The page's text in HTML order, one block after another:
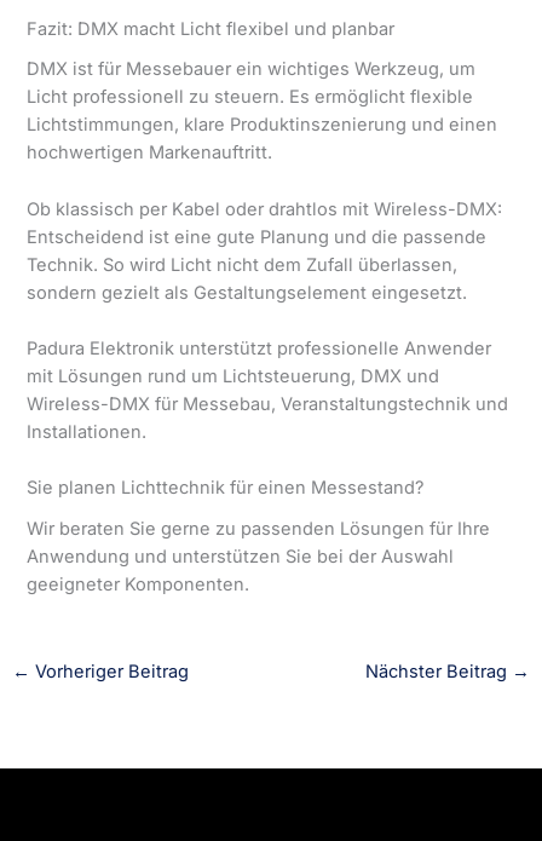
Fazit: DMX macht Licht flexibel und planbar
DMX ist für Messebauer ein wichtiges Werkzeug, um
Licht professionell zu steuern. Es ermöglicht flexible
Lichtstimmungen, klare Produktinszenierung und einen
hochwertigen Markenauftritt.
Ob klassisch per Kabel oder drahtlos mit Wireless-DMX:
Entscheidend ist eine gute Planung und die passende
Technik. So wird Licht nicht dem Zufall überlassen,
sondern gezielt als Gestaltungselement eingesetzt.
Padura Elektronik unterstützt professionelle Anwender
mit Lösungen rund um Lichtsteuerung, DMX und
Wireless-DMX für Messebau, Veranstaltungstechnik und
Installationen.
Sie planen Lichttechnik für einen Messestand?
Wir beraten Sie gerne zu passenden Lösungen für Ihre
Anwendung und unterstützen Sie bei der Auswahl
geeigneter Komponenten.
← Vorheriger Beitrag Nächster Beitrag →